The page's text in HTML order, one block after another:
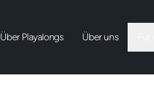
Über Playalongs Über uns